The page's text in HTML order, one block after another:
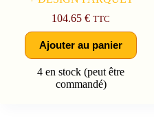
104.65€ TTC
Ajouter au panier
4 en stock (peut être
commandé)